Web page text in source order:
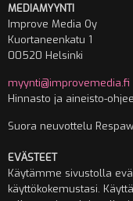
MEDIAMYYNTI
Improve Media Oy
Kuortaneenkatu 1
00520 Helsinki
myynti@improvemedia.fi
Hinnasto ja aineisto-
Suora neuvottelu
EVÄSTEET
Käytämme sivustolla
käyttökokemustasi.